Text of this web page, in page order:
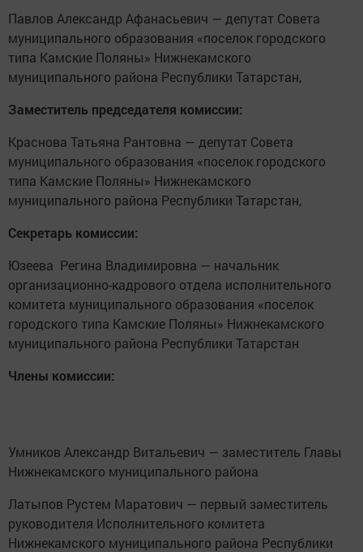
Павлов Александр Афанасьевич — депутат Совета
муниципального образования «поселок городского
типа Камские Поляны» Нижнекамского
муниципального района Республики Татарстан,
Заместитель председателя комиссии:
Краснова Татьяна Рантовна — депутат Совета
муниципального образования «поселок городского
типа Камские Поляны» Нижнекамского
муниципального района Республики Татарстан,
Секретарь комиссии:
Юзеева Регина Владимировна — начальник
организационно-кадрового отдела исполнительного
комитета муниципального образования «поселок
городского типа Камские Поляны» Нижнекамского
муниципального района Республики Татарстан
Члены комиссии:
Умников Александр Витальевич — заместитель Главы
Нижнекамского муниципального района
Латыпов Рустем Маратович — первый заместитель
руководителя Исполнительного комитета
Нижнекамского муниципального района Республики